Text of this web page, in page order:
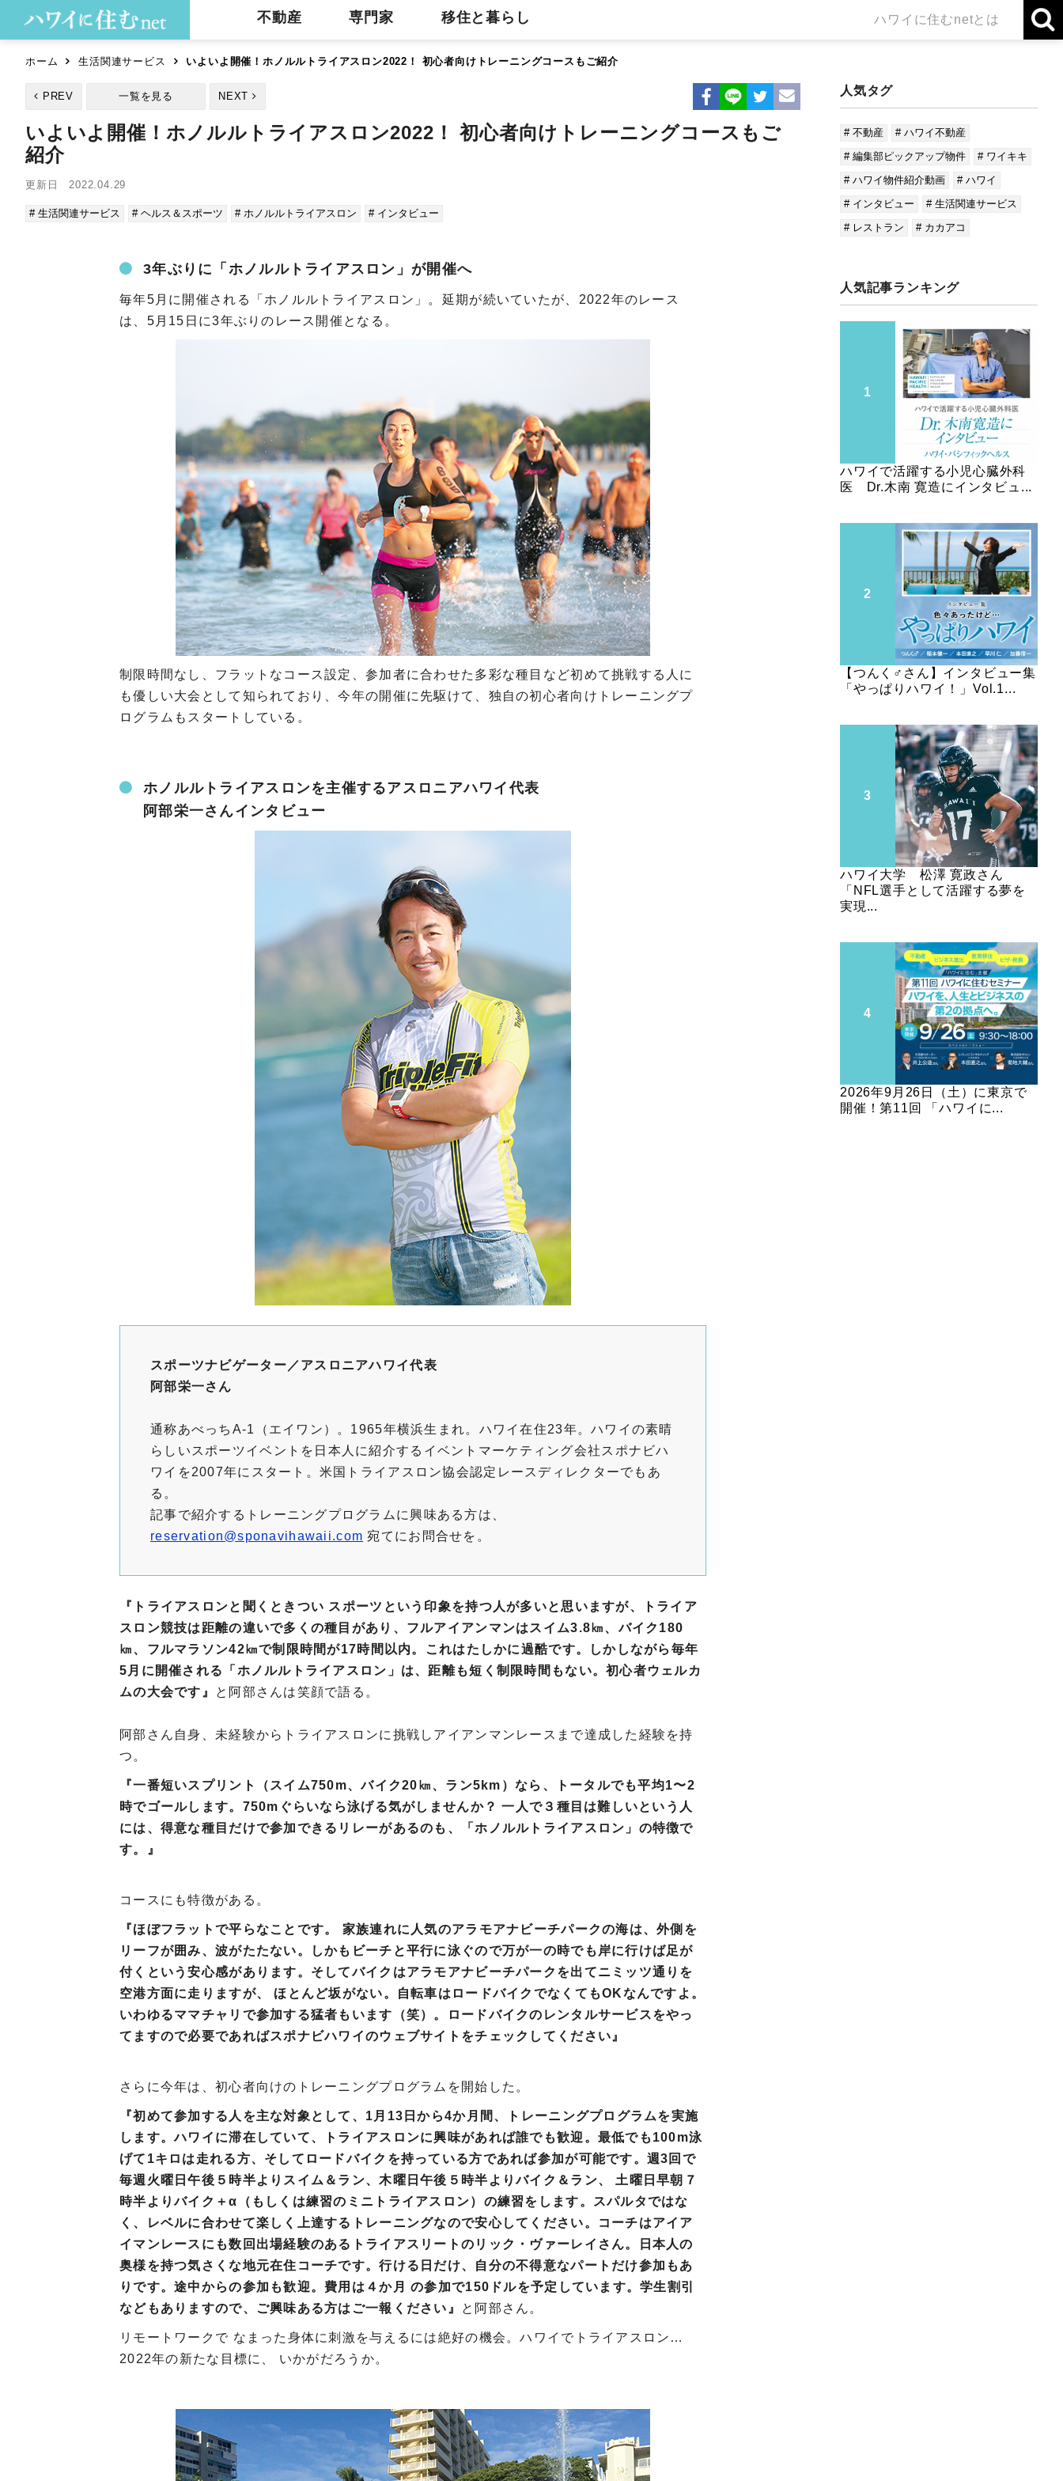
不動産 専門家 移住と暮らし ハワイに住むnetとは
ホーム 生活関連サービス いよいよ開催！ホノルルトライアスロン2022！ 初心者向けトレーニングコースもご紹介
PREV 一覧を見る NEXT
いよいよ開催！ホノルルトライアスロン2022！ 初心者向けトレーニングコースもご
紹介
更新日 2022.04.29
# 生活関連サービス # ヘルス＆スポーツ # ホノルルトライアスロン # インタビュー
3年ぶりに「ホノルルトライアスロン」が開催へ
毎年5月に開催される「ホノルルトライアスロン」。延期が続いていたが、2022年のレース
は、5月15日に3年ぶりのレース開催となる。
制限時間なし、フラットなコース設定、参加者に合わせた多彩な種目など初めて挑戦する人に
も優しい大会として知られており、今年の開催に先駆けて、独自の初心者向けトレーニングプ
ログラムもスタートしている。
ホノルルトライアスロンを主催するアスロニアハワイ代表
阿部栄一さんインタビュー
スポーツナビゲーター／アスロニアハワイ代表
阿部栄一さん
通称あべっちA-1（エイワン）。1965年横浜生まれ。ハワイ在住23年。ハワイの素晴
らしいスポーツイベントを日本人に紹介するイベントマーケティング会社スポナビハ
ワイを2007年にスタート。米国トライアスロン協会認定レースディレクターでもあ
る。
記事で紹介するトレーニングプログラムに興味ある方は、
reservation@sponavihawaii.com 宛てにお問合せを。
『トライアスロンと聞くときつい スポーツという印象を持つ人が多いと思いますが、トライア
スロン競技は距離の違いで多くの種目があり、フルアイアンマンはスイム3.8㎞、バイク180
㎞、フルマラソン42㎞で制限時間が17時間以内。これはたしかに過酷です。しかしながら毎年
5月に開催される「ホノルルトライアスロン」は、距離も短く制限時間もない。初心者ウェルカ
ムの大会です』
と阿部さんは笑顔で語る。
阿部さん自身、未経験からトライアスロンに挑戦しアイアンマンレースまで達成した経験を持
つ。
『一番短いスプリント（スイム750m、バイク20㎞、ラン5km）なら、トータルでも平均1〜2
時でゴールします。750mぐらいなら泳げる気がしませんか？ 一人で３種目は難しいという人
には、得意な種目だけで参加できるリレーがあるのも、「ホノルルトライアスロン」の特徴で
す。』
コースにも特徴がある。
『ほぼフラットで平らなことです。 家族連れに人気のアラモアナビーチパークの海は、外側を
リーフが囲み、波がたたない。しかもビーチと平行に泳ぐので万が一の時でも岸に行けば足が
付くという安心感があります。そしてバイクはアラモアナビーチパークを出てニミッツ通りを
空港方面に走りますが、 ほとんど坂がない。自転車はロードバイクでなくてもOKなんですよ。
いわゆるママチャリで参加する猛者もいます（笑）。ロードバイクのレンタルサービスをやっ
てますので必要であればスポナビハワイのウェブサイトをチェックしてください』
さらに今年は、初心者向けのトレーニングプログラムを開始した。
『初めて参加する人を主な対象として、1月13日から4か月間、トレーニングプログラムを実施
します。ハワイに滞在していて、トライアスロンに興味があれば誰でも歓迎。最低でも100m泳
げて1キロは走れる方、そしてロードバイクを持っている方であれば参加が可能です。週3回で
毎週火曜日午後５時半よりスイム＆ラン、木曜日午後５時半よりバイク＆ラン、 土曜日早朝７
時半よりバイク＋α（もしくは練習のミニトライアスロン）の練習をします。スパルタではな
く、レベルに合わせて楽しく上達するトレーニングなので安心してください。コーチはアイア
イマンレースにも数回出場経験のあるトライアスリートのリック・ヴァーレイさん。日本人の
奥様を持つ気さくな地元在住コーチです。行ける日だけ、自分の不得意なパートだけ参加もあ
りです。途中からの参加も歓迎。費用は４か月 の参加で150ドルを予定しています。学生割引
などもありますので、ご興味ある方はご一報ください』
と阿部さん。
リモートワークで なまった身体に刺激を与えるには絶好の機会。ハワイでトライアスロン…
2022年の新たな目標に、 いかがだろうか。
人気タグ
# 不動産
# ハワイ不動産
# 編集部ピックアップ物件
# ワイキキ
# ハワイ物件紹介動画
# ハワイ
# インタビュー
# 生活関連サービス
# レストラン
# カカアコ
人気記事ランキング
ハワイで活躍する小児心臓外科
医 Dr.木南 寛造にインタビュ...
【つんく♂さん】インタビュー集
「やっぱりハワイ！」Vol.1...
ハワイ大学 松澤 寛政さん
「NFL選手として活躍する夢を
実現...
2026年9月26日（土）に東京で
開催！第11回 「ハワイに...